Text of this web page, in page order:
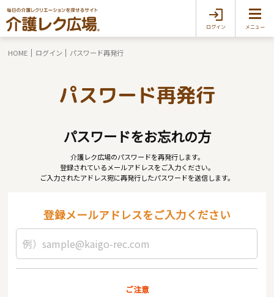
ログイン メニュー
HOME ログイン パスワード再発行
パスワード再発行
パスワードをお忘れの方
介護レク広場のパスワードを再発行します。
登録されているメールアドレスをご入力ください。
ご入力されたアドレス宛に再発行したパスワードを送信します。
登録メールアドレスをご入力ください
ご注意